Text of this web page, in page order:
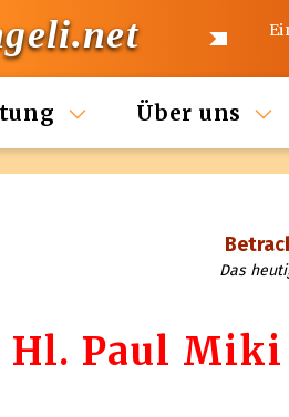
Über uns
Das
Hl. Paul